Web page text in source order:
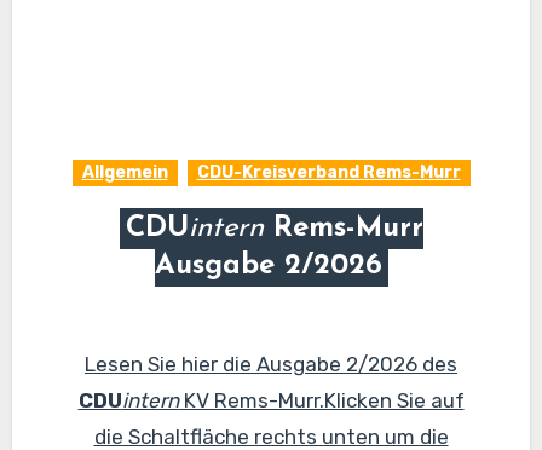
Allgemein CDU-Kreisverband Rems-Murr
CDUinternRems-Murr
Ausgabe 2/2026
Lesen Sie hier die Ausgabe 2/2026 des
CDUinternKV Rems-Murr.Klicken Sie auf
die Schaltfläche rechts unten um die